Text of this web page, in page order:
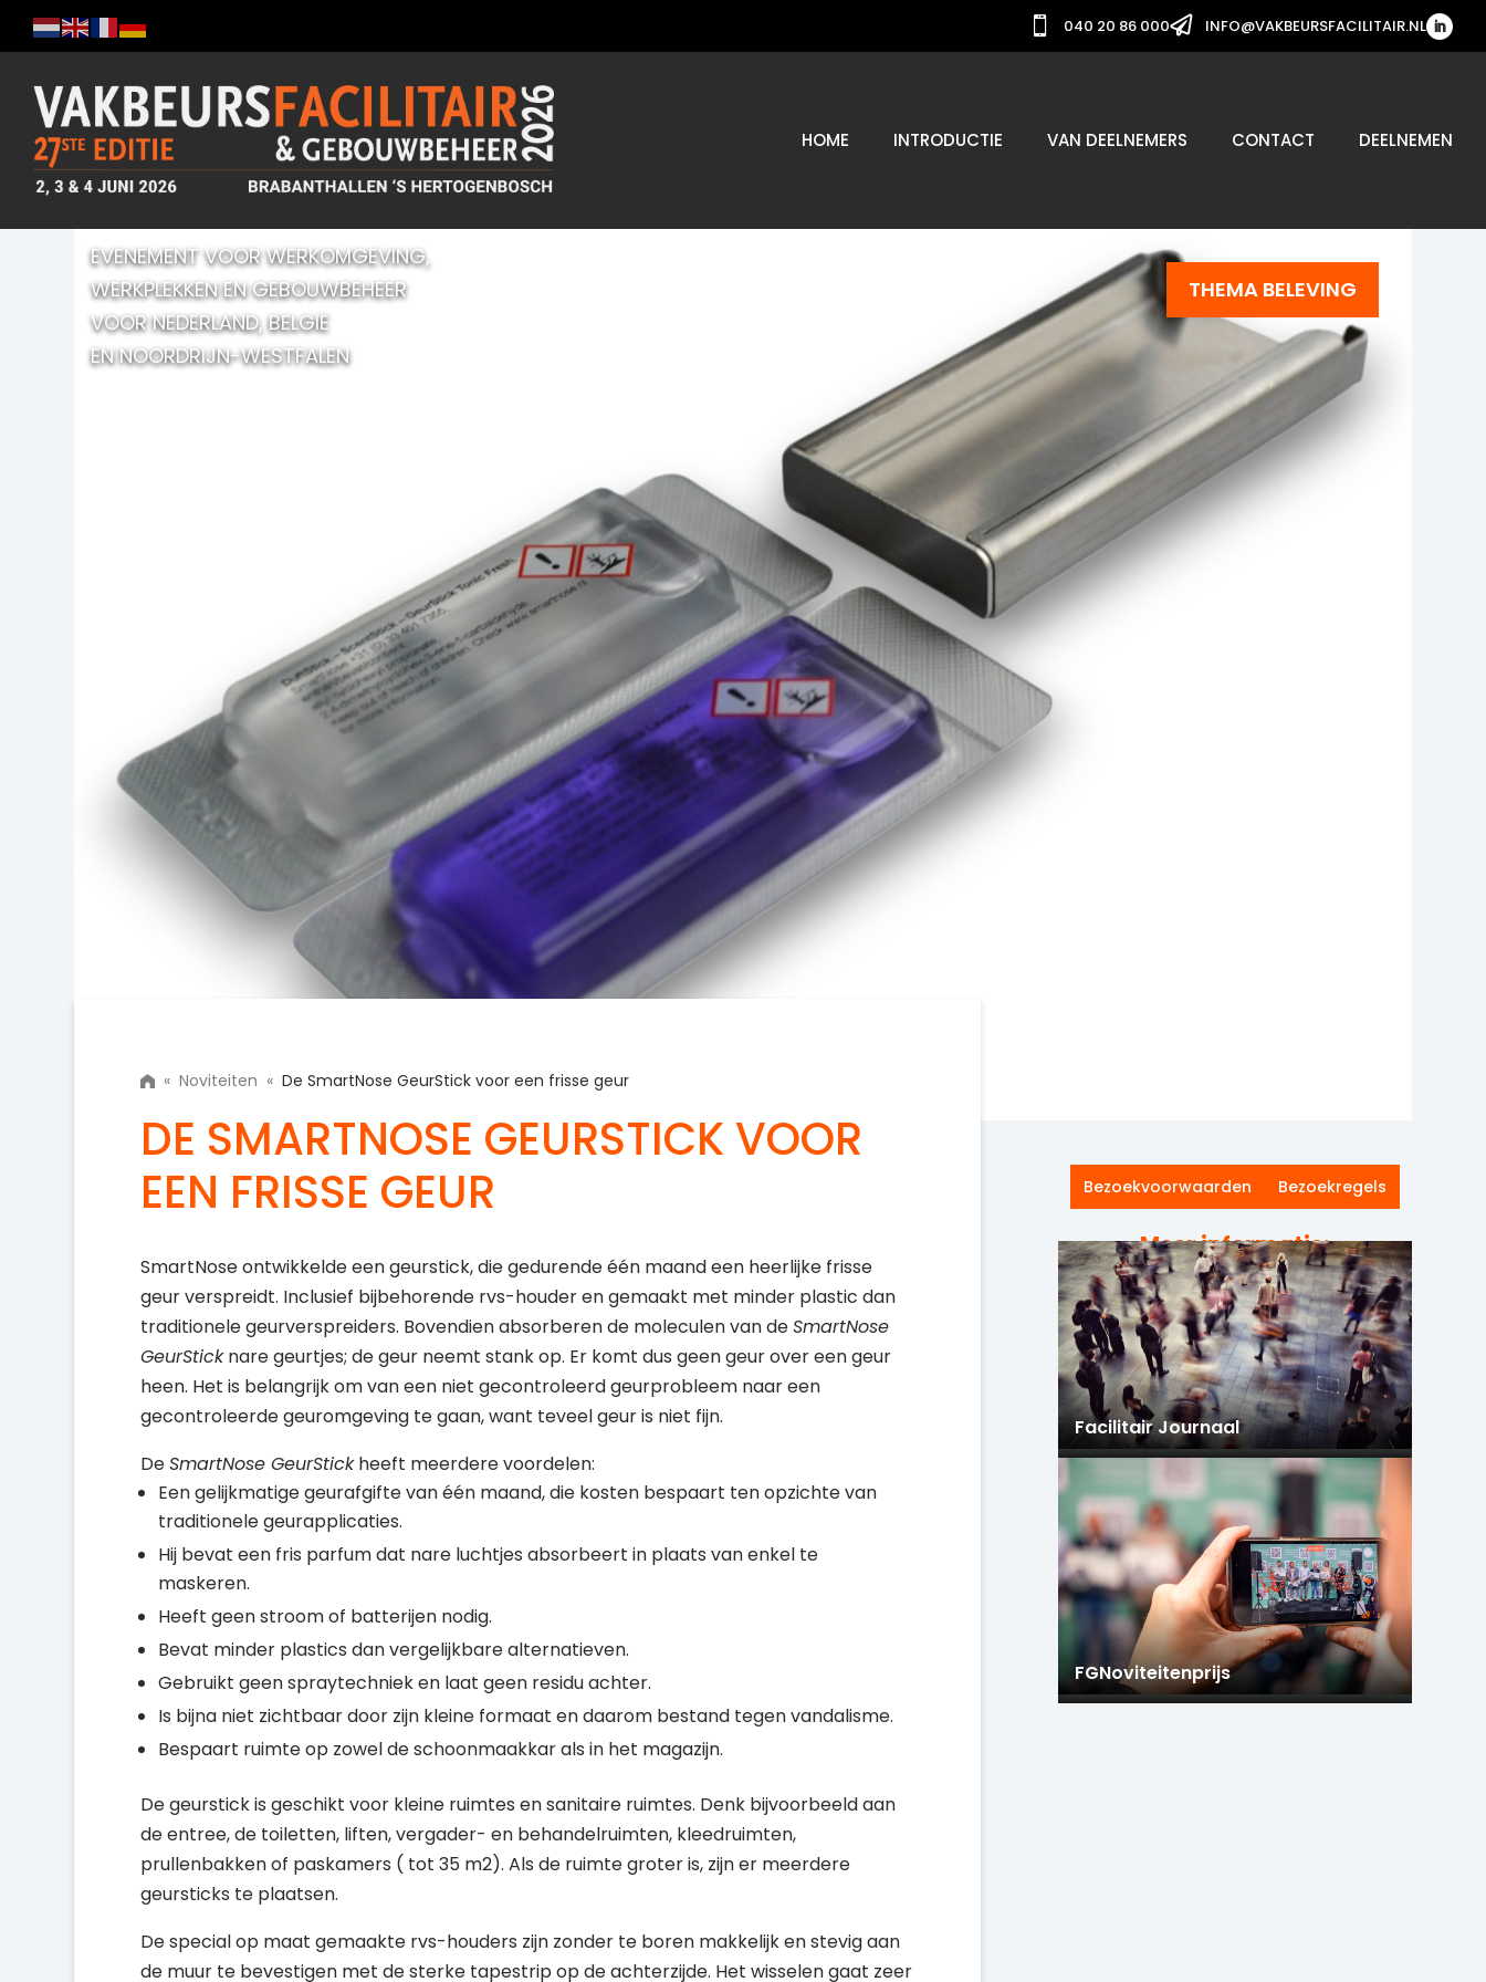
 040 20 86 000 INFO@VAKBEURSFACILITAIR.NL
HOME INTRODUCTIE VAN DEELNEMERS CONTACT DEELNEMEN
EVENEMENT VOOR WERKOMGEVING,
WERKPLEKKEN EN GEBOUWBEHEER
VOOR NEDERLAND, BELGIË
EN NOORDRIJN-WESTFALEN
THEMA BELEVING
«Noviteiten «De SmartNose GeurStick voor een frisse geur
DE SMARTNOSE GEURSTICK VOOR
EEN FRISSE GEUR
SmartNose ontwikkelde een geurstick, die gedurende één maand een heerlijke frisse
geur verspreidt. Inclusief bijbehorende rvs-houder en gemaakt met minder plastic dan
traditionele geurverspreiders. Bovendien absorberen de moleculen van deSmartNose
GeurSticknare geurtjes; de geur neemt stank op. Er komt dus geen geur over een geur
heen. Het is belangrijk om van een niet gecontroleerd geurprobleem naar een
gecontroleerde geuromgeving te gaan, want teveel geur is niet fijn.
DeSmartNose GeurStickheeft meerdere voordelen:
Een gelijkmatige geurafgifte van één maand, die kosten bespaart ten opzichte van
traditionele geurapplicaties.
Hij bevat een fris parfum dat nare luchtjes absorbeert in plaats van enkel te
maskeren.
Heeft geen stroom of batterijen nodig.
Bevat minder plastics dan vergelijkbare alternatieven.
Gebruikt geen spraytechniek en laat geen residu achter.
Is bijna niet zichtbaar door zijn kleine formaat en daarom bestand tegen vandalisme.
Bespaart ruimte op zowel de schoonmaakkar als in het magazijn.
De geurstick is geschikt voor kleine ruimtes en sanitaire ruimtes. Denk bijvoorbeeld aan
de entree, de toiletten, liften, vergader- en behandelruimten, kleedruimten,
prullenbakken of paskamers ( tot 35 m2). Als de ruimte groter is, zijn er meerdere
geursticks te plaatsen.
De special op maat gemaakte rvs-houders zijn zonder te boren makkelijk en stevig aan
de muur te bevestigen met de sterke tapestrip op de achterzijde. Het wisselen gaat zeer
Bezoekvoorwaarden Bezoekregels
Meer informatie:
Facilitair Journaal
FGNoviteitenprijs